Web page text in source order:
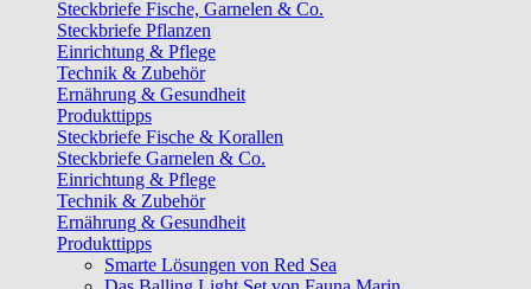
Steckbriefe Fische, Garnelen & Co.
Steckbriefe Pflanzen
Einrichtung & Pflege
Technik & Zubehör
Ernährung & Gesundheit
Produkttipps
Steckbriefe Fische & Korallen
Steckbriefe Garnelen & Co.
Einrichtung & Pflege
Technik & Zubehör
Ernährung & Gesundheit
Produkttipps
Smarte Lösungen von Red Sea